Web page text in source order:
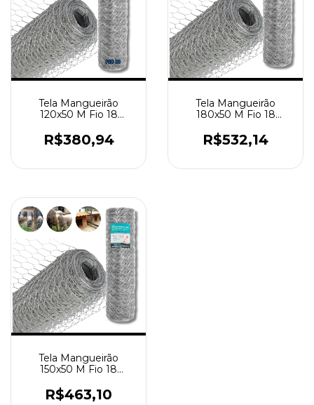
Tela Mangueirão
120x50 M Fio 18
Viveiro
R$380,94
Tela Mangueirão
180x50 M Fio 18
Viveiro
R$532,14
Tela Mangueirão
150x50 M Fio 18
Viveiro
R$463,10